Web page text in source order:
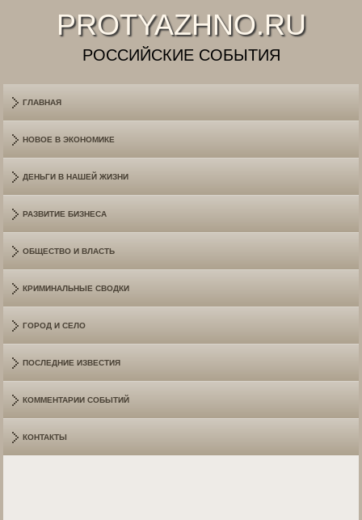
PROTYAZHNO.RU
РОССИЙСКИЕ СОБЫТИЯ
ГЛАВНАЯ
НОВОЕ В ЭКОНОМИКЕ
ДЕНЬГИ В НАШЕЙ ЖИЗНИ
РАЗВИТИЕ БИЗНЕСА
ОБЩЕСТВО И ВЛАСТЬ
КРИМИНАЛЬНЫЕ СВОДКИ
ГОРОД И СЕЛО
ПОСЛЕДНИЕ ИЗВЕСТИЯ
КОММЕНТАРИИ СОБЫТИЙ
КОНТАКТЫ